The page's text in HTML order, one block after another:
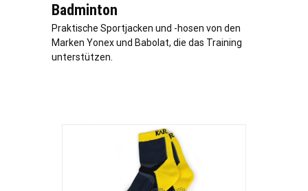
Badminton
Praktische Sportjacken und -hosen von den
Marken Yonex und Babolat, die das Training
unterstützen.